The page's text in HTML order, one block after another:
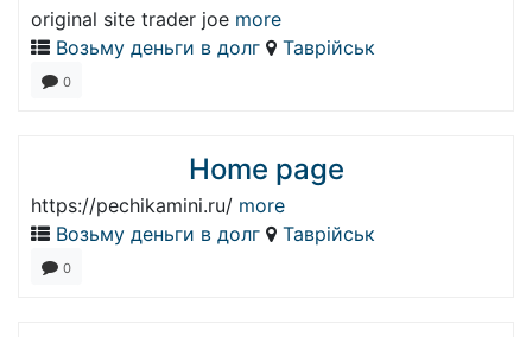
original site trader joe more
Возьму деньги в долг
Таврійськ
0
Home page
https://pechikamini.ru/ more
Возьму деньги в долг
Таврійськ
0